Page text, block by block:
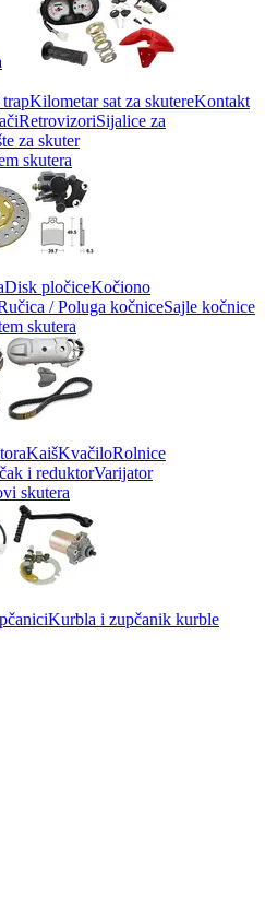
Kilometar sat za skutereKontakt
RetrovizoriSijalice za
za skuter
skutera
Disk pločiceKočiono
/ Poluga kočniceSajle kočnice
skutera
KaišKvačiloRolnice
i reduktorVarijator
skutera
Kurbla i zupčanik kurble